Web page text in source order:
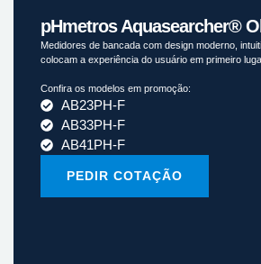
pHmetros Aquasearcher®
Medidores de bancada com design moderno,
colocam a experiência do usuário em primeiro
Confira os modelos em promoção:
AB23PH-F
AB33PH-F
AB41PH-F
PEDIR COTAÇÃO